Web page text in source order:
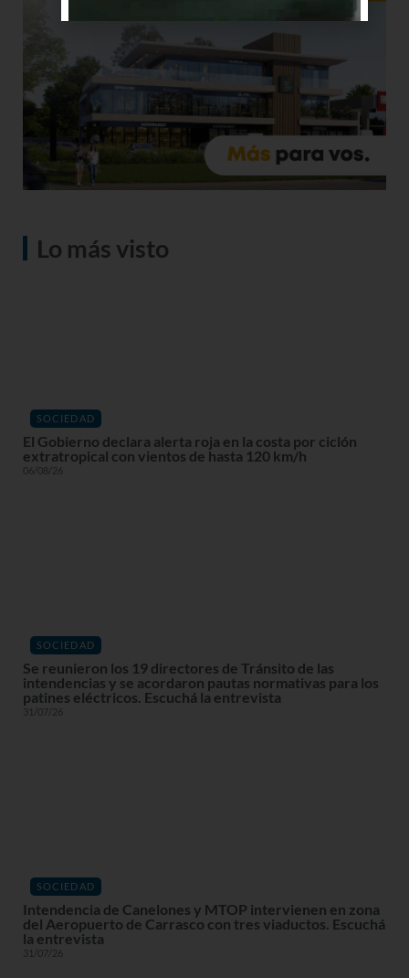
Lo más visto
SOCIEDAD
El Gobierno declara alerta roja en la costa por ciclón
extratropical con vientos de hasta 120 km/h
06/08/26
SOCIEDAD
Se reunieron los 19 directores de Tránsito de las
intendencias y se acordaron pautas normativas para los
patines eléctricos. Escuchá la entrevista
31/07/26
SOCIEDAD
Intendencia de Canelones y MTOP intervienen en zona
del Aeropuerto de Carrasco con tres viaductos. Escuchá
la entrevista
31/07/26